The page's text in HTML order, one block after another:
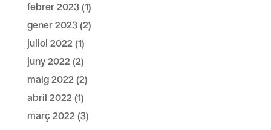
febrer 2023(1)
gener 2023(2)
juliol 2022(1)
juny 2022(2)
maig 2022(2)
abril 2022(1)
març 2022(3)